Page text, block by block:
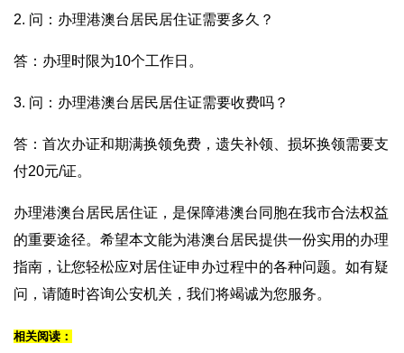
2. 问：办理港澳台居民居住证需要多久？
答：办理时限为10个工作日。
3. 问：办理港澳台居民居住证需要收费吗？
答：首次办证和期满换领免费，遗失补领、损坏换领需要支
付20元/证。
办理港澳台居民居住证，是保障港澳台同胞在我市合法权益
的重要途径。希望本文能为港澳台居民提供一份实用的办理
指南，让您轻松应对居住证申办过程中的各种问题。如有疑
问，请随时咨询公安机关，我们将竭诚为您服务。
相关阅读：